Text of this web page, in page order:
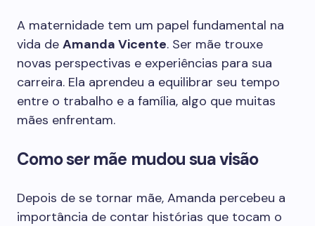
A maternidade tem um papel fundamental na
vida de Amanda Vicente. Ser mãe trouxe
novas perspectivas e experiências para sua
carreira. Ela aprendeu a equilibrar seu tempo
entre o trabalho e a família, algo que muitas
mães enfrentam.
Como ser mãe mudou sua visão
Depois de se tornar mãe, Amanda percebeu a
importância de contar histórias que tocam o